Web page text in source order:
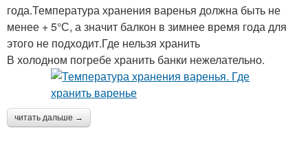
года.Температура хранения варенья должна быть не
менее + 5°С, а значит балкон в зимнее время года для
этого не подходит.Где нельзя хранить
В холодном погребе хранить банки нежелательно.
читать дальше →